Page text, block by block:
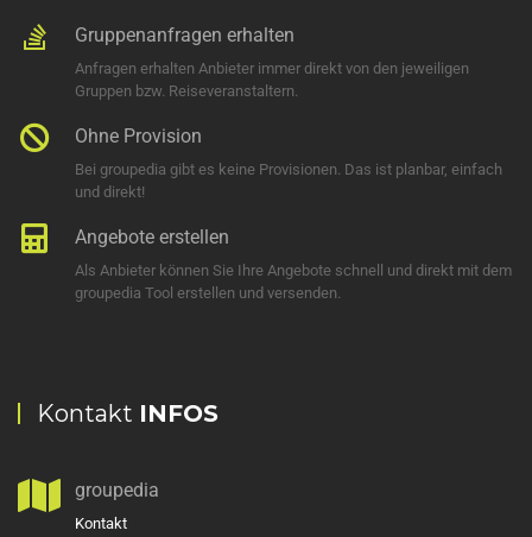
Gruppenanfragen erhalten
Anfragen erhalten Anbieter immer direkt von den jeweiligen
Gruppen bzw. Reiseveranstaltern.
Ohne Provision
Bei groupedia gibt es keine Provisionen. Das ist planbar, einfach
und direkt!
Angebote erstellen
Als Anbieter können Sie Ihre Angebote schnell und direkt mit dem
groupedia Tool erstellen und versenden.
Kontakt INFOS
groupedia
Kontakt